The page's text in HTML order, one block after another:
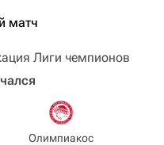
матч
Лиги чемпионов
Олимпиакос